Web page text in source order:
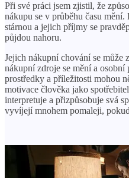
Při své práci jsem zjistil, že
nákupu se v průběhu času
stárnou a jejich příjmy se
půjdou nahoru.
Jejich nákupní chování se může
nákupní zdroje se mění a
prostředky a příležitosti mohou
motivace člověka jako
interpretuje a přizpůsobuje svá
vyvíjejí mnohem pomaleji,